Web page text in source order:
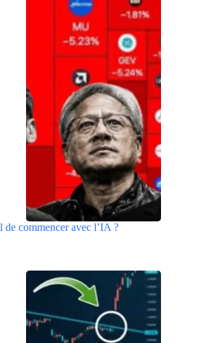
commencer avec l’IA ?